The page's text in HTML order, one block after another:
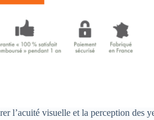
l’acuité visuelle et la perception des